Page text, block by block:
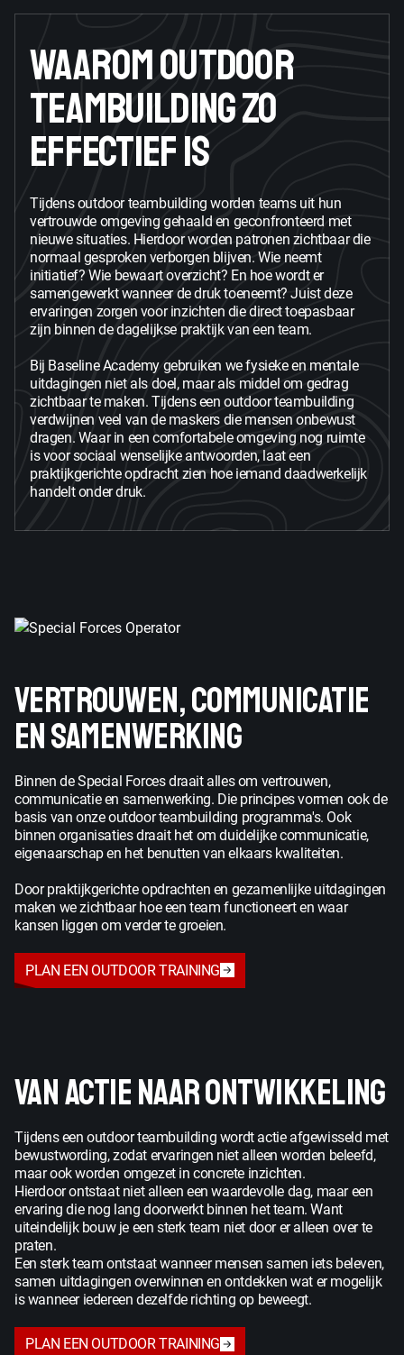
WAAROM OUTDOOR
TEAMBUILDING ZO
EFFECTIEF IS
Tijdens outdoor teambuilding worden teams uit hun
vertrouwde omgeving gehaald en geconfronteerd met
nieuwe situaties. Hierdoor worden patronen zichtbaar die
normaal gesproken verborgen blijven. Wie neemt
initiatief? Wie bewaart overzicht? En hoe wordt er
samengewerkt wanneer de druk toeneemt? Juist deze
ervaringen zorgen voor inzichten die direct toepasbaar
zijn binnen de dagelijkse praktijk van een team.
Bij Baseline Academy gebruiken we fysieke en mentale
uitdagingen niet als doel, maar als middel om gedrag
zichtbaar te maken. Tijdens een outdoor teambuilding
verdwijnen veel van de maskers die mensen onbewust
dragen. Waar in een comfortabele omgeving nog ruimte
is voor sociaal wenselijke antwoorden, laat een
praktijkgerichte opdracht zien hoe iemand daadwerkelijk
handelt onder druk.
VERTROUWEN, COMMUNICATIE
EN SAMENWERKING
Binnen de Special Forces draait alles om vertrouwen,
communicatie en samenwerking. Die principes vormen ook de
basis van onze outdoor teambuilding programma's. Ook
binnen organisaties draait het om duidelijke communicatie,
eigenaarschap en het benutten van elkaars kwaliteiten.
Door praktijkgerichte opdrachten en gezamenlijke uitdagingen
maken we zichtbaar hoe een team functioneert en waar
kansen liggen om verder te groeien.
PLAN EEN OUTDOOR TRAINING
VAN ACTIE NAAR ONTWIKKELING
Tijdens een outdoor teambuilding wordt actie afgewisseld met
bewustwording, zodat ervaringen niet alleen worden beleefd,
maar ook worden omgezet in concrete inzichten.
Hierdoor ontstaat niet alleen een waardevolle dag, maar een
ervaring die nog lang doorwerkt binnen het team. Want
uiteindelijk bouw je een sterk team niet door er alleen over te
praten.
Een sterk team ontstaat wanneer mensen samen iets beleven,
samen uitdagingen overwinnen en ontdekken wat er mogelijk
is wanneer iedereen dezelfde richting op beweegt.
PLAN EEN OUTDOOR TRAINING